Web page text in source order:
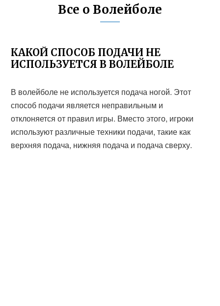
Все о Волейболе
КАКОЙ СПОСОБ ПОДАЧИ НЕ
ИСПОЛЬЗУЕТСЯ В ВОЛЕЙБОЛЕ
В волейболе не используется подача ногой. Этот
способ подачи является неправильным и
отклоняется от правил игры. Вместо этого, игроки
используют различные техники подачи, такие как
верхняя подача, нижняя подача и подача сверху.